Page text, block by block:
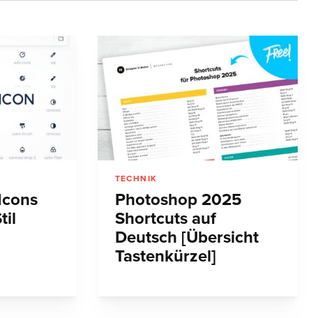
TECHNIK
Photoshop 2025
Shortcuts auf
Deutsch [Übersicht
Tastenkürzel]